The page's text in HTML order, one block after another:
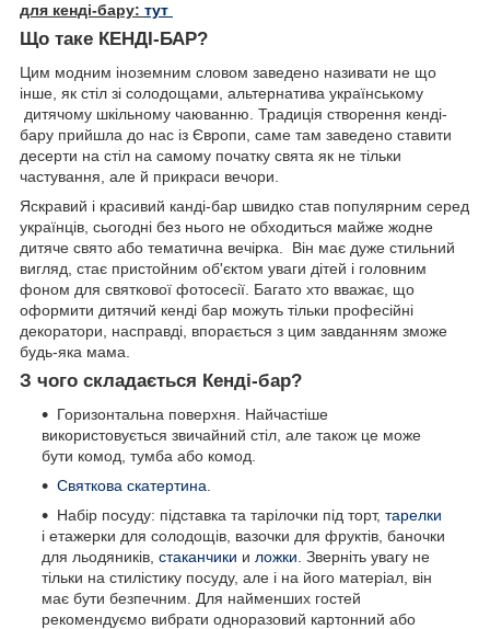
для кенді-бару: тут
Що таке КЕНДІ-БАР?
Цим модним іноземним словом заведено називати не що
інше, як стіл зі солодощами, альтернатива українському
дитячому шкільному чаюванню. Традиція створення кенді-
бару прийшла до нас із Європи, саме там заведено ставити
десерти на стіл на самому початку свята як не тільки
частування, але й прикраси вечори.
Яскравий і красивий канді-бар швидко став популярним серед
українців, сьогодні без нього не обходиться майже жодне
дитяче свято або тематична вечірка. Він має дуже стильний
вигляд, стає пристойним об'єктом уваги дітей і головним
фоном для святкової фотосесії. Багато хто вважає, що
оформити дитячий кенді бар можуть тільки професійні
декоратори, насправді, впорається з цим завданням зможе
будь-яка мама.
З чого складається Кенді-бар?
Горизонтальна поверхня. Найчастіше
використовується звичайний стіл, але також це може
бути комод, тумба або комод.
Святкова скатертина.
Набір посуду: підставка та тарілочки під торт, тарелки
і етажерки для солодощів, вазочки для фруктів, баночки
для льодяників, стаканчики и ложки . Зверніть увагу не
тільки на стилістику посуду, але і на його матеріал, він
має бути безпечним. Для найменших гостей
рекомендуємо вибрати одноразовий картонний або